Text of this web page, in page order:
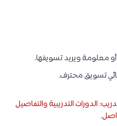
معلومة ويريد تسويقها.
تسويق محترف.
الدورات التدريبية والتفاصيل
.